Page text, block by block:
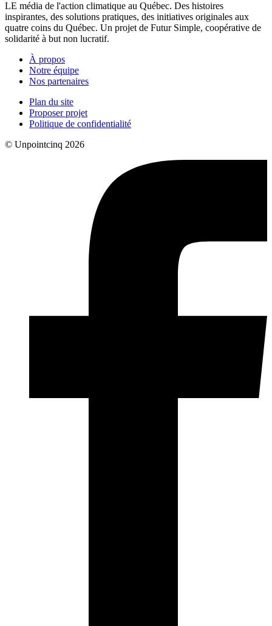
LE média de l'action climatique au Québec. Des histoires
inspirantes, des solutions pratiques, des initiatives originales aux
quatre coins du Québec. Un projet de Futur Simple, coopérative de
solidarité à but non lucratif.
À propos
Notre équipe
Nos partenaires
Plan du site
Proposer projet
Politique de confidentialité
© Unpointcinq 2026